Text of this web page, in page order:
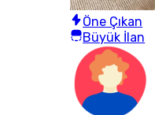
Öne Çıkan
Büyük İlan